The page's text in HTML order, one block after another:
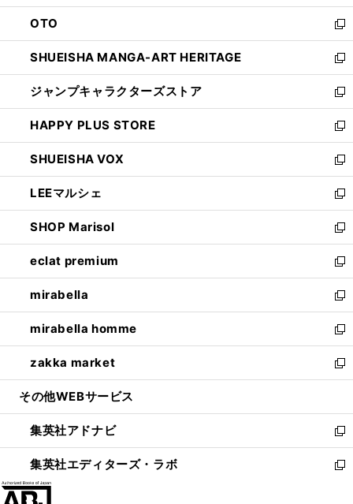
ウ
で
開
く
ン
ド
ウ
で
開
く
OTO
新
し
い
ウ
ィ
ン
ド
ウ
で
開
く
SHUEISHA MANGA-ART HERITAGE
新
し
い
ウ
ィ
ン
ド
ウ
で
開
く
ジャンプキャラクターズストア
新
し
い
ウ
ィ
ン
ド
ウ
で
開
く
HAPPY PLUS STORE
新
し
い
ウ
ィ
ン
ド
ウ
で
開
く
SHUEISHA VOX
新
し
い
ウ
ィ
ン
ド
ウ
で
開
く
LEEマルシェ
新
し
い
ウ
ィ
ン
ド
ウ
で
開
く
SHOP Marisol
新
し
い
ウ
ィ
ン
ド
ウ
で
開
eclat premium
新
し
い
ウ
ィ
ン
ド
ウ
開
く
mirabella
新
し
い
ウ
ィ
ン
ウ
で
開
く
mirabella homme
新
し
い
ウ
ン
ド
ウ
で
zakka market
新
し
ウ
ィ
ン
ド
その他WEBサービス
集英社アドナビ
新
し
い
集英社エディターズ・ラボ
新